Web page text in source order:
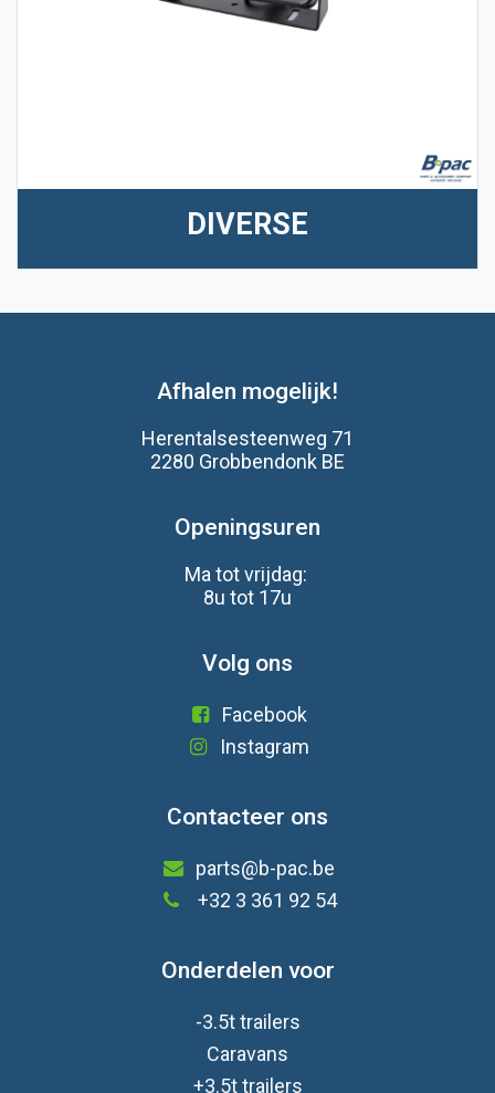
DIVERSE
Afhalen mogelijk!
Herentalsesteenweg 71
2280 Grobbendonk BE
Openingsuren
Ma tot vrijdag:
8u tot 17u
Volg ons
Facebook
Instagram
Contacteer ons
parts@b-pac.be
+32 3 361 92 54
Onderdelen voor
-3.5t trailers
Caravans
+3.5t trailers